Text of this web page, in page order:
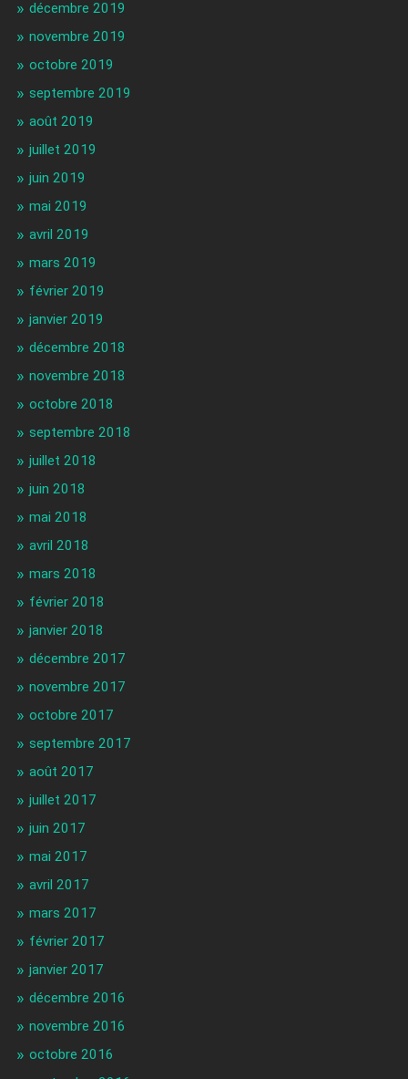
décembre 2019
novembre 2019
octobre 2019
septembre 2019
août 2019
juillet 2019
juin 2019
mai 2019
avril 2019
mars 2019
février 2019
janvier 2019
décembre 2018
novembre 2018
octobre 2018
septembre 2018
juillet 2018
juin 2018
mai 2018
avril 2018
mars 2018
février 2018
janvier 2018
décembre 2017
novembre 2017
octobre 2017
septembre 2017
août 2017
juillet 2017
juin 2017
mai 2017
avril 2017
mars 2017
février 2017
janvier 2017
décembre 2016
novembre 2016
octobre 2016